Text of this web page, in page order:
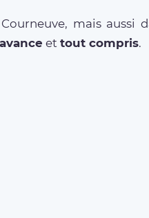
mais aussi
et tout compris.